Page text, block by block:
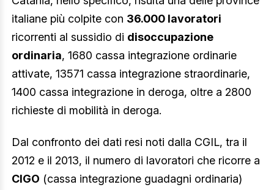
italiane più colpite con 36.000 lavoratori
ricorrenti al sussidio di disoccupazione
ordinaria, 1680 cassa integrazione ordinarie
attivate, 13571 cassa integrazione straordinarie,
1400 cassa integrazione in deroga, oltre a 2800
richieste di mobilità in deroga.
Dal confronto dei dati resi noti dalla CGIL, tra il
2012 e il 2013, il numero di lavoratori che ricorre a
CIGO (cassa integrazione guadagni ordinaria)